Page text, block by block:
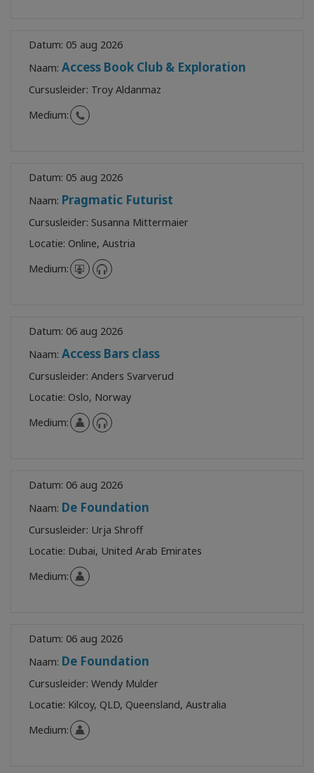
Datum: 05 aug 2026
Naam: Access Book Club & Exploration
Cursusleider: Troy Aldanmaz
Medium:
Datum: 05 aug 2026
Naam: Pragmatic Futurist
Cursusleider: Susanna Mittermaier
Locatie: Online, Austria
Medium:
Datum: 06 aug 2026
Naam: Access Bars class
Cursusleider: Anders Svarverud
Locatie: Oslo, Norway
Medium:
Datum: 06 aug 2026
Naam: De Foundation
Cursusleider: Urja Shroff
Locatie: Dubai, United Arab Emirates
Medium:
Datum: 06 aug 2026
Naam: De Foundation
Cursusleider: Wendy Mulder
Locatie: Kilcoy, QLD, Queensland, Australia
Medium: